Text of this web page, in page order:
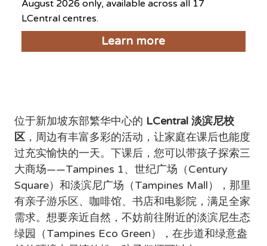
August 2026 only, available across all 17
LCentral centres.
Learn more
位于新加坡东部繁华中心的 LCentral 淡滨尼校
区，周边有丰富多彩的活动，让家庭在课后也能度
过充实愉快的一天。下课后，您可以带孩子探索三
大商场——Tampines 1、世纪广场（Century
Square）和淡滨尼广场（Tampines Mall），那里
有亲子游乐区、咖啡馆、书店和电影院，满足全家
需求。想要亲近自然，不妨前往附近的淡滨尼生态
绿园（Tampines Eco Green），在步道和绿意盎